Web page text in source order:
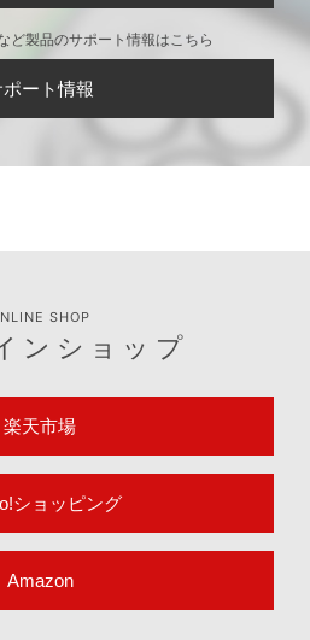
ど製品のサポート情報はこちら
ート情報
SHOP
ンショップ
楽天市場
ショッピング
Amazon